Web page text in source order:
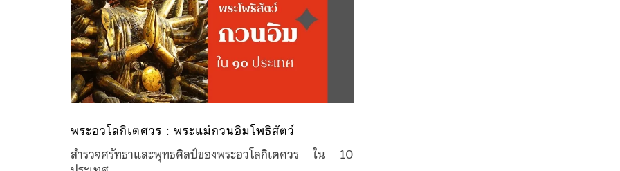
พระอวโลกิเตศวร : พระแม่กวนอิมโพธิสัตว์
สำรวจศรัทธาและพุทธศิลป์ของพระอวโลกิเตศวร ใน 10